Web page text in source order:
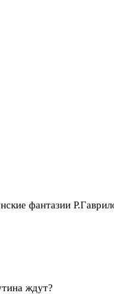
фантазии
ждут?